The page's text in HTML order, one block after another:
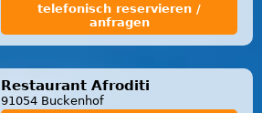
telefonisch reservieren /
anfragen
Restaurant Afroditi
91054 Buckenhof